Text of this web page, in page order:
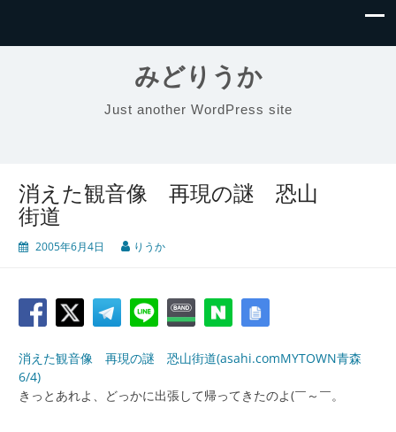
みどりうか
Just another WordPress site
消えた観音像 再現の謎 恐山
街道
2005年6月4日 りうか
消えた観音像 再現の謎 恐山街道(asahi.comMYTOWN青森
6/4)
きっとあれよ、どっかに出張して帰ってきたのよ(￣～￣。